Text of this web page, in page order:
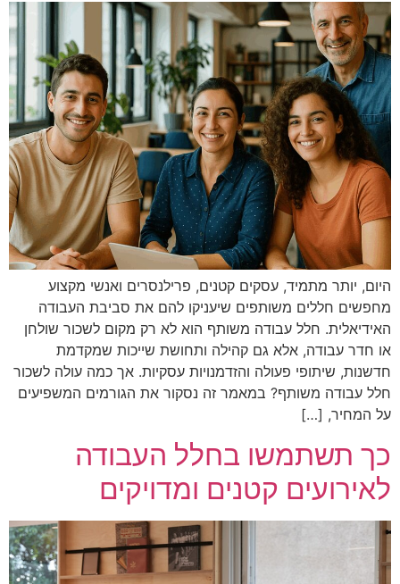
היום, יותר מתמיד, עסקים קטנים, פרילנסרים ואנשי מקצוע
מחפשים חללים משותפים שיעניקו להם את סביבת העבודה
האידיאלית. חלל עבודה משותף הוא לא רק מקום לשכור שולחן
או חדר עבודה, אלא גם קהילה ותחושת שייכות שמקדמת
חדשנות, שיתופי פעולה והזדמנויות עסקיות. אך כמה עולה לשכור
חלל עבודה משותף? במאמר זה נסקור את הגורמים המשפיעים
על המחיר, […]
כך תשתמשו בחלל העבודה
לאירועים קטנים ומדויקים